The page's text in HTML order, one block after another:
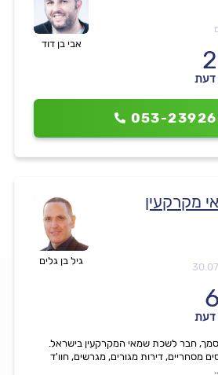
אבי בן דוד
דעת
053-
גיל בן גלים
מקרקעין
דעת
חבר לשכת שמאי המקרקעין בישראל.
מסחריים, דירות מגורים, מגרשים, חוו'ד